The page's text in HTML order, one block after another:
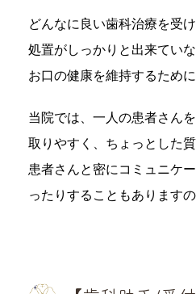
どんなに良い歯科治療を受
処置がしっかりと出来てい
お口の健康を維持するため
当院では、一人の患者さん
取りやすく、ちょっとした
患者さんと密にコミュニケ
ったりすることもあります